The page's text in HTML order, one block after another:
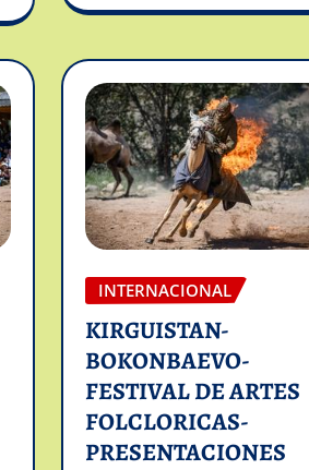
INTERNACIONAL
KIRGUISTAN-
BOKONBAEVO-
FESTIVAL DE ARTES
FOLCLORICAS-
PRESENTACIONES